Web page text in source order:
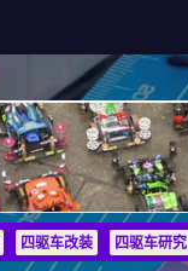
四驱车改装 四驱车研究